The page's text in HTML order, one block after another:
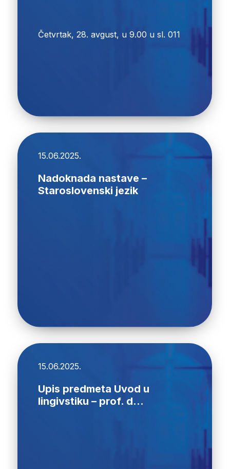
Četvrtak, 28. avgust, u 9.00 u sl. 011
15.06.2025.
Nadoknada nastave –
Staroslovenski jezik
15.06.2025.
Upis predmeta Uvod u
lingivstiku – prof. d...